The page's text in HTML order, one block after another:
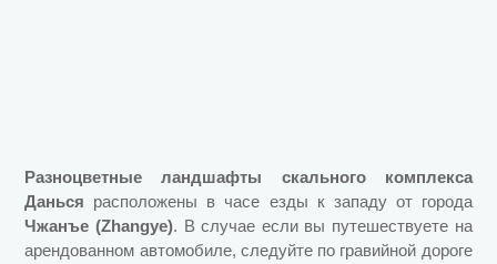
Разноцветные ландшафты скального комплекса
Данься расположены в часе езды к западу от города
Чжанъе (Zhangye). В случае если вы путешествуете на
арендованном автомобиле, следуйте по гравийной дороге